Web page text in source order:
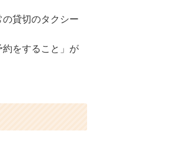
貸切のタクシー
をすること」が